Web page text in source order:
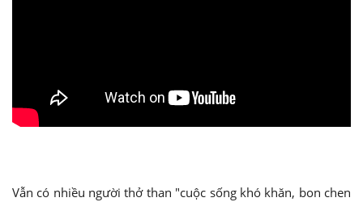
Vẫn có nhiều người thở than "cuộc sống khó khăn, bon chen